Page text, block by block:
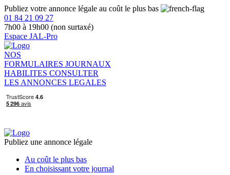
Publiez votre annonce légale au coût le plus bas
01 84 21 09 27
7h00 à 19h00 (non surtaxé)
Espace JAL-Pro
NOS
FORMULAIRES JOURNAUX
HABILITES CONSULTER
LES ANNONCES LEGALES
Publiez une annonce légale
Au coût le plus bas
En choisissant votre journal